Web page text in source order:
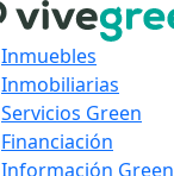
Inmuebles
Inmobiliarias
Servicios Green
Financiación
Información Green